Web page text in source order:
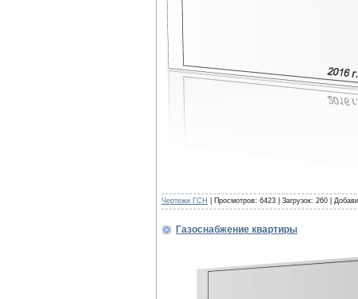
Чертежи ГСН | Просмотров: 6423 | Загрузок: 260 |
Газоснабжение квартиры